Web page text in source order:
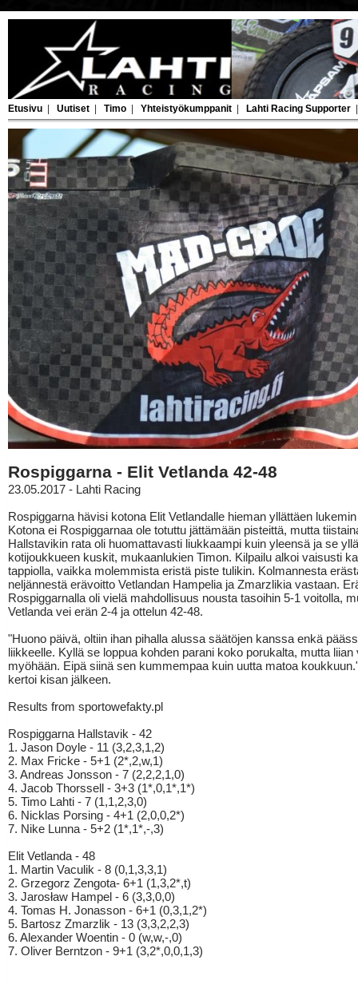
Etusivu Uutiset Timo Yhteistyökumppanit Lahti Racing Supporter
Rospiggarna - Elit Vetlanda 42-48
23.05.2017 - Lahti Racing
Rospiggarna hävisi kotona Elit Vetlandalle hieman yllättäen
Kotona ei Rospiggarnaa ole totuttu jättämään pisteittä, mutta
Hallstavikin rata oli huomattavasti liukkaampi kuin yleensä ja se
kotijoukkueen kuskit, mukaanlukien Timon. Kilpailu alkoi vaisusti
tappiolla, vaikka molemmista eristä piste tulikin. Kolmannesta
neljännestä erävoitto Vetlandan Hampelia ja Zmarzlikia vastaan.
Rospiggarnalla oli vielä mahdollisuus nousta tasoihin 5-1 voitolla,
Vetlanda vei erän 2-4 ja ottelun 42-48.
"Huono päivä, oltiin ihan pihalla alussa säätöjen kanssa enkä
liikkeelle. Kyllä se loppua kohden parani koko porukalta, mutta liian
myöhään. Eipä siinä sen kummempaa kuin uutta matoa
kertoi kisan jälkeen.
Results from sportowefakty.pl
Rospiggarna Hallstavik - 42
1. Jason Doyle - 11 (3,2,3,1,2)
2. Max Fricke - 5+1 (2*,2,w,1)
3. Andreas Jonsson - 7 (2,2,2,1,0)
4. Jacob Thorssell - 3+3 (1*,0,1*,1*)
5. Timo Lahti - 7 (1,1,2,3,0)
6. Nicklas Porsing - 4+1 (2,0,0,2*)
7. Nike Lunna - 5+2 (1*,1*,-,3)
Elit Vetlanda - 48
1. Martin Vaculik - 8 (0,1,3,3,1)
2. Grzegorz Zengota- 6+1 (1,3,2*,t)
3. Jarosław Hampel - 6 (3,3,0,0)
4. Tomas H. Jonasson - 6+1 (0,3,1,2*)
5. Bartosz Zmarzlik - 13 (3,3,2,2,3)
6. Alexander Woentin - 0 (w,w,-,0)
7. Oliver Berntzon - 9+1 (3,2*,0,0,1,3)